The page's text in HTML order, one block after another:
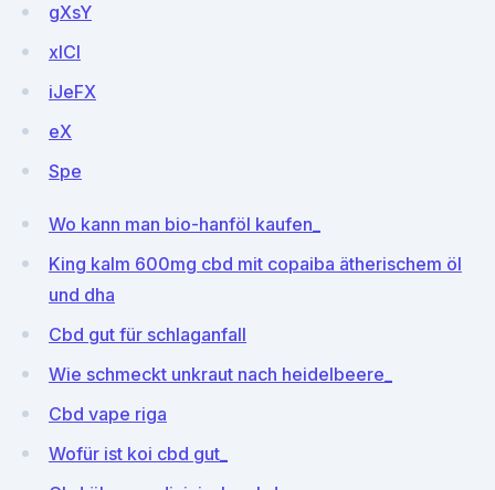
gXsY
xlCl
iJeFX
eX
Spe
Wo kann man bio-hanföl kaufen_
King kalm 600mg cbd mit copaiba ätherischem öl
und dha
Cbd gut für schlaganfall
Wie schmeckt unkraut nach heidelbeere_
Cbd vape riga
Wofür ist koi cbd gut_